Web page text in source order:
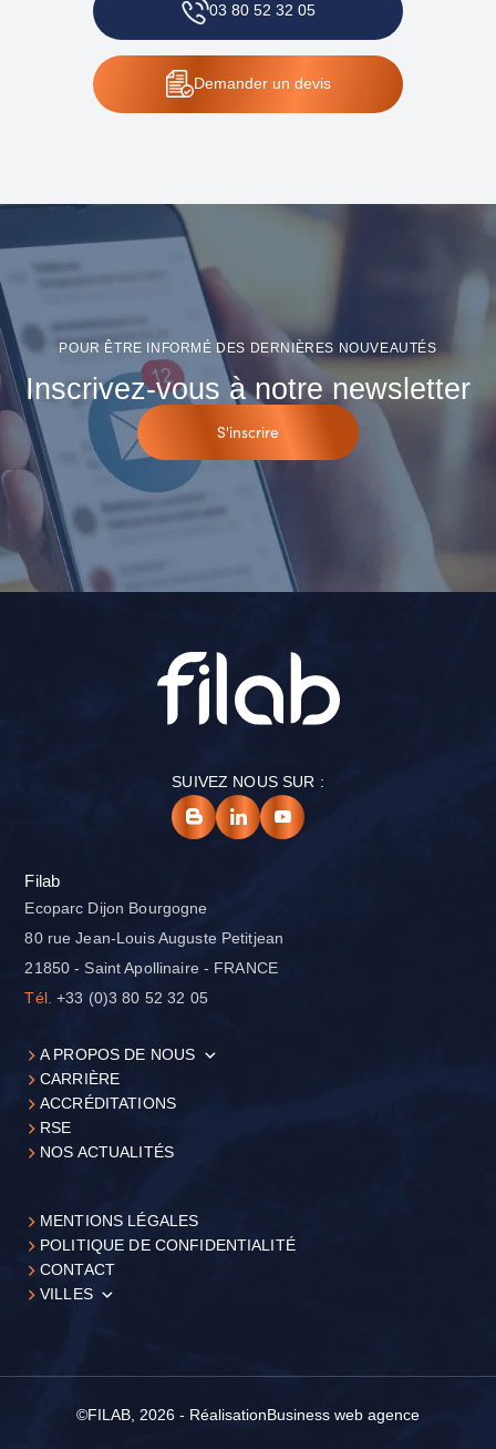
03 80 52 32 05
Demanderun devis
POUR ÊTRE INFORMÉ DES DERNIÈRES NOUVEAUTÉS
Inscrivez-vous à notre newsletter
S'inscrire
SUIVEZ NOUS SUR :
Filab
Ecoparc Dijon Bourgogne
80 rue Jean-Louis Auguste Petitjean
21850 - Saint Apollinaire - FRANCE
Tél.
+33 (0)3 80 52 32 05
A PROPOS DE NOUS
CARRIÈRE
ACCRÉDITATIONS
RSE
NOS ACTUALITÉS
MENTIONS LÉGALES
POLITIQUE DE CONFIDENTIALITÉ
CONTACT
VILLES
©FILAB, 2026 - RéalisationBusiness web agence